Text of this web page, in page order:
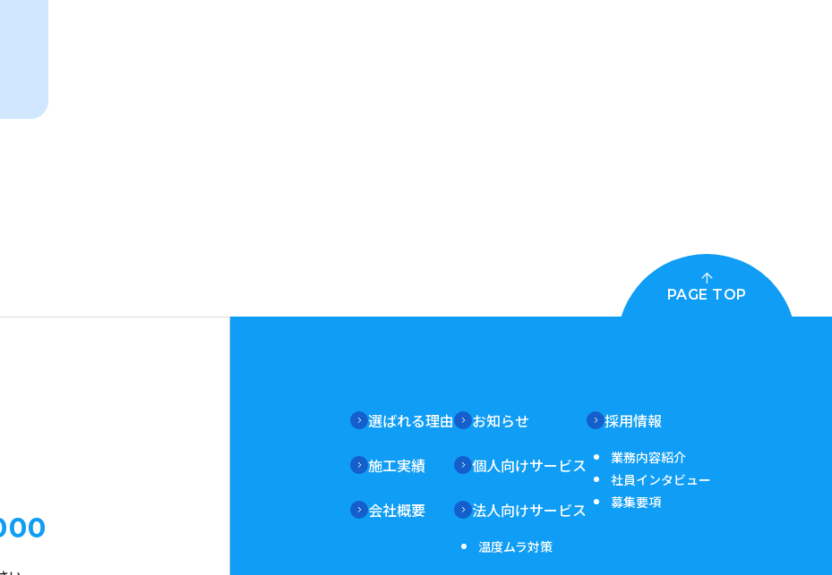
PAGE TOP
選ばれる理由
施工実績
会社概要
お知らせ
個人向けサービス
法人向けサービス
温度ムラ対策
採用情報
業務内容紹介
社員インタビュー
募集要項